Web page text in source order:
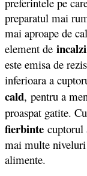
preparatul mai
mai aproape de
element de
este emisa de
inferioara a
cald, pentru a
proaspat gatite.
fierbinte cuptorul
mai multe
alimente.